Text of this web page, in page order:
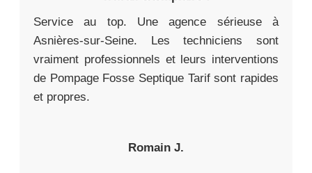
Service au top. Une agence sérieuse à
Asnières-sur-Seine. Les techniciens sont
vraiment professionnels et leurs interventions
de Pompage Fosse Septique Tarif sont rapides
et propres.
Romain J.